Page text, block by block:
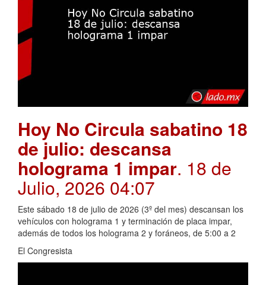
Hoy No Circula sabatino 18
de julio: descansa
holograma 1 impar. 18 de
Julio, 2026 04:07
Este sábado 18 de julio de 2026 (3º del mes) descansan los
vehículos con holograma 1 y terminación de placa impar,
además de todos los holograma 2 y foráneos, de 5:00 a 2
El Congresista